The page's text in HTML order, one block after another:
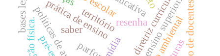
resenha
território diretriz curricular
prática de ensino
saber
mídia
parfor
. e
n
s
i
n
o
s
u
p
e
r
i
o
r
.